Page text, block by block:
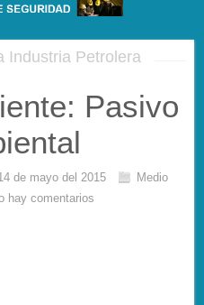
Industria Petrolera
Pasivo
de mayo del 2015
Medio
hay comentarios